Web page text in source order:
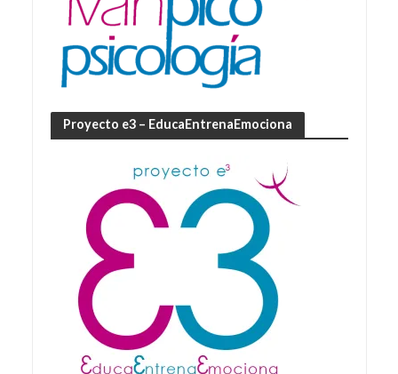
Proyecto e3 – EducaEntrenaEmociona